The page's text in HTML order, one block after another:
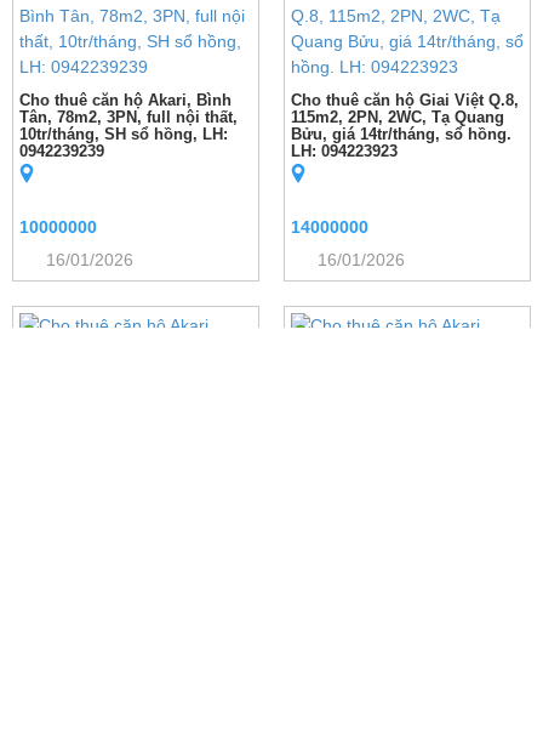
Cho thuê căn hộ Akari, Bình
Tân, 78m2, 3PN, full nội thất,
10tr/tháng, SH sổ hồng, LH:
0942239239
10000000
16/01/2026
Cho thuê căn hộ Giai Việt Q.8,
115m2, 2PN, 2WC, Tạ Quang
Bửu, giá 14tr/tháng, sổ hồng.
LH: 094223923
14000000
16/01/2026